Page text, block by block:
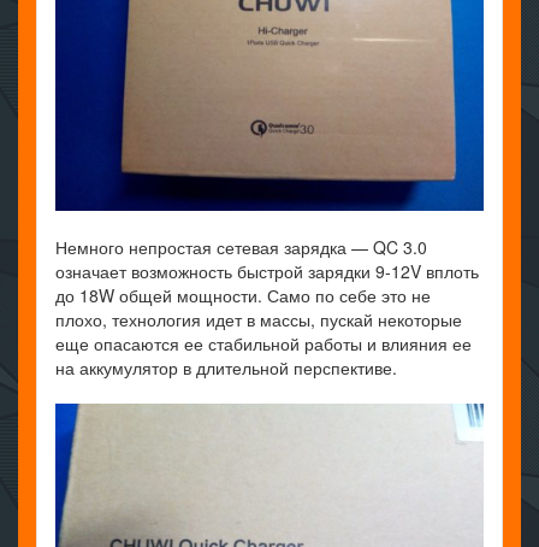
Немного непростая сетевая зарядка — QC 3.0
означает возможность быстрой зарядки 9-12V вплоть
до 18W общей мощности. Само по себе это не
плохо, технология идет в массы, пускай некоторые
еще опасаются ее стабильной работы и влияния ее
на аккумулятор в длительной перспективе.